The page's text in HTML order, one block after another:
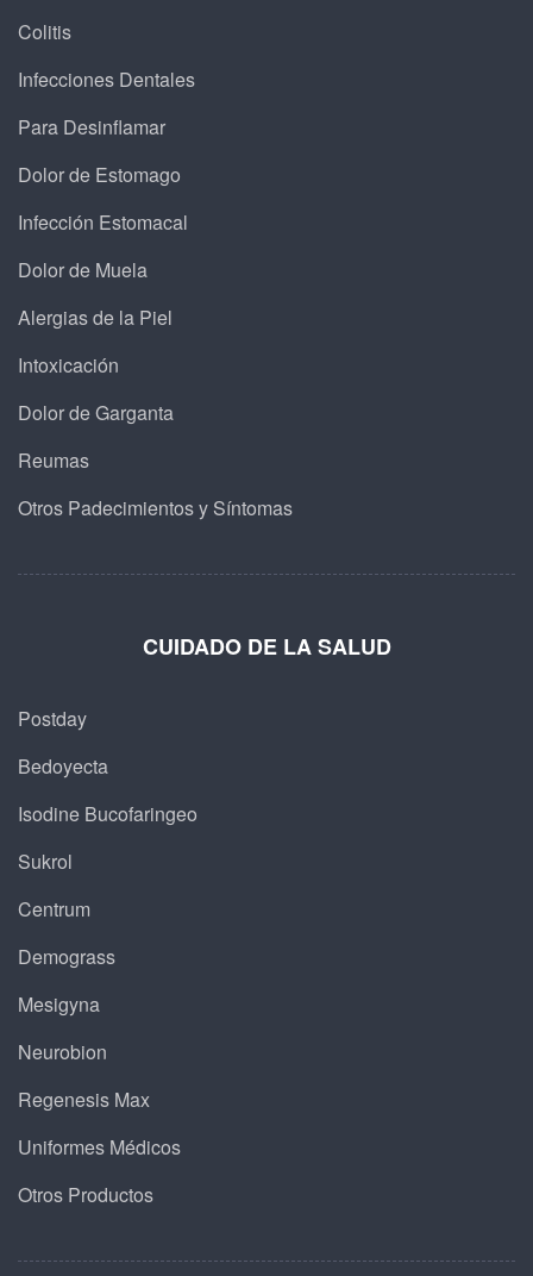
Colitis
Infecciones Dentales
Para Desinflamar
Dolor de Estomago
Infección Estomacal
Dolor de Muela
Alergias de la Piel
Intoxicación
Dolor de Garganta
Reumas
Otros Padecimientos y Síntomas
CUIDADO DE LA SALUD
Postday
Bedoyecta
Isodine Bucofaringeo
Sukrol
Centrum
Demograss
Mesigyna
Neurobion
Regenesis Max
Uniformes Médicos
Otros Productos